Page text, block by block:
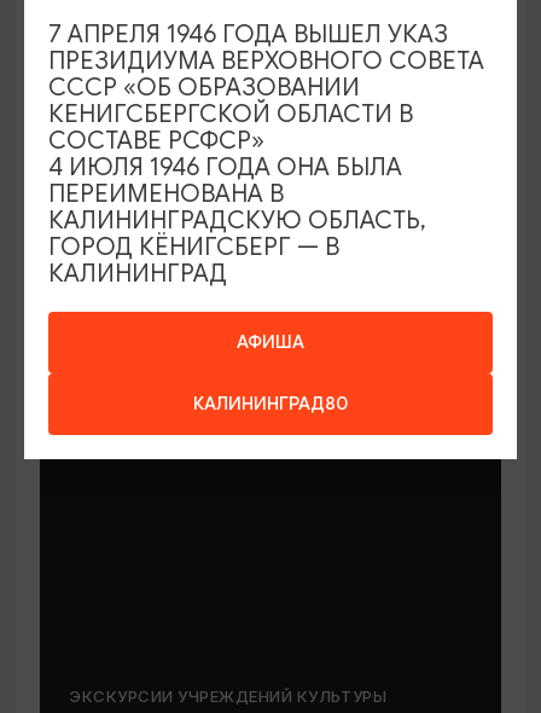
МАСТЕР-КЛАССЫ
Мастер-классы по керамике Елены
Бодяковой
Калининград, ул. Баранова, 45
ЭКСКУРСИИ УЧРЕЖДЕНИЙ КУЛЬТУРЫ
АФИША
КАЛИНИНГРАД80
7 АПРЕЛЯ 1946 ГОДА ВЫШЕЛ УКАЗ
ПРЕЗИДИУМА ВЕРХОВНОГО СОВЕТА
СССР «ОБ ОБРАЗОВАНИИ
КЕНИГСБЕРГСКОЙ ОБЛАСТИ В
СОСТАВЕ РСФСР»
4 ИЮЛЯ 1946 ГОДА ОНА БЫЛА
ПЕРЕИМЕНОВАНА В
КАЛИНИНГРАДСКУЮ ОБЛАСТЬ,
ГОРОД КЁНИГСБЕРГ — В
КАЛИНИНГРАД